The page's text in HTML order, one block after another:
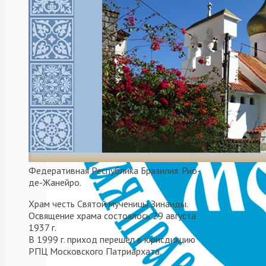
Федеративная Республика Бразилия. Рио-
де-Жанейро.
Храм честь Святой мученицы Зинаиды.
Освящение храма состоялось 29 августа
1937 г.
В 1999 г. приход перешел в юрисдикцию
РПЦ Московского Патриархата.
Александра
Невского
в
Буэнос-
Айресе
18
сентября